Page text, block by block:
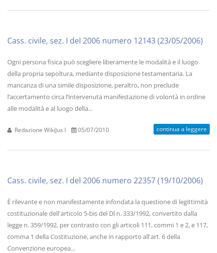
Cass. civile, sez. I del 2006 numero 12143 (23/05/2006)
Ogni persona fisica può scegliere liberamente le modalità e il luogo
della propria sepoltura, mediante disposizione testamentaria. La
mancanza di una simile disposizione, peraltro, non preclude
l’accertamento circa l’intervenuta manifestazione di volontà in ordine
alle modalità e al luogo della...
Redazione WikiJus I 05/07/2010 continua a leggere
Cass. civile, sez. I del 2006 numero 22357 (19/10/2006)
È rilevante e non manifestamente infondata la questione di legittimità
costituzionale dell'articolo 5-bis del Dl n. 333/1992, convertito dalla
legge n. 359/1992, per contrasto con gli articoli 111, commi 1 e 2, e 117,
comma 1 della Costituzione, anche in rapporto all'art. 6 della
Convenzione europea...